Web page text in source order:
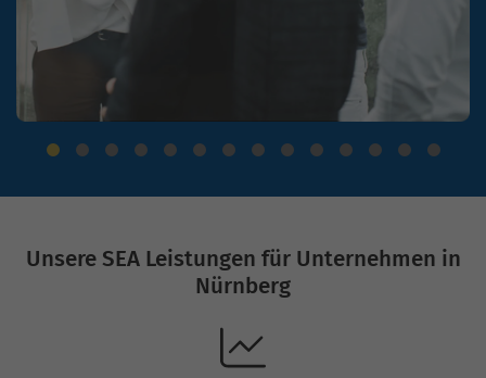
Unsere SEA Leistungen für Unternehmen in
Nürnberg